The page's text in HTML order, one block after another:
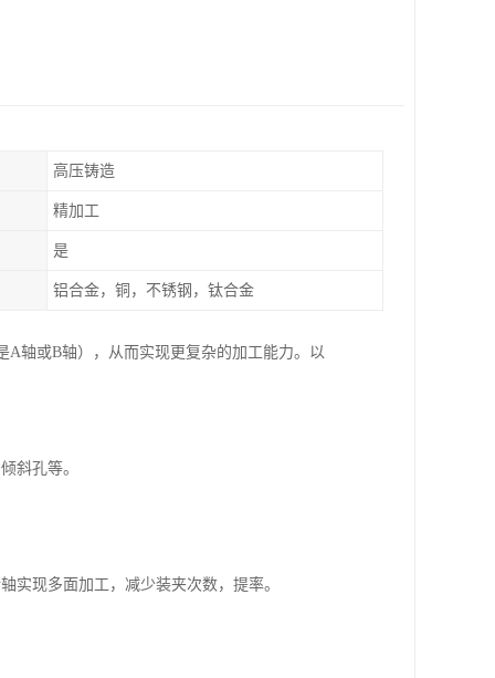
高压铸造
精加工
是
铝合金，铜，不锈钢，钛合金
轴或B轴），从而实现更复杂的加工能力。以
斜孔等。
现多面加工，减少装夹次数，提率。